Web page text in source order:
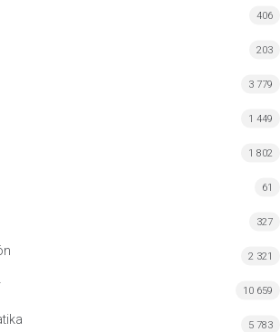
406
203
3 779
1 449
1 802
61
327
2 321
10 659
5 783